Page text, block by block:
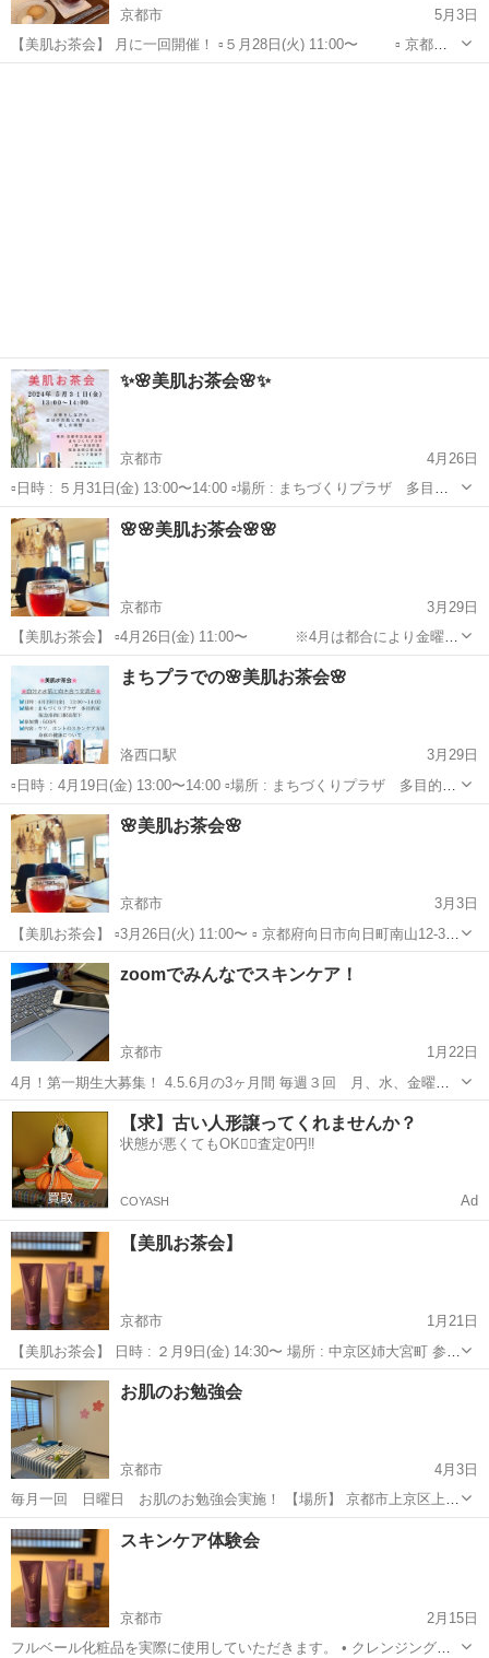
京都市
5月3日
【美肌お茶会】 月に一回開催！ ▫️５月28日(火) 11:00〜 ▫️ 京都府
向日市向日町南山12-3 ハーブティーカフェ 心葉 ▫️1,500円(ハーブ
✨🌸美肌お茶会🌸✨
京都市
4月26日
▫️日時 : ５月31日(金) 13:00〜14:00 ▫️場所 : まちづくりプラザ 多目的
室 阪急洛西口高架下 ▫️参加費 : 500円 ▫️内容 : 楽しく何気ない普
段のお話をしながら 笑って笑ってス...
京都 京都市 スキンケア お茶会
🌸🌸美肌お茶会🌸🌸
京都市
3月29日
【美肌お茶会】 ▫️4月26日(金) 11:00〜 ※4月は都合により金曜日
になりました。 ▫️ 京都府向日市向日町南山12-3 ハーブティーカフ
ェ 心葉 ▫️1,500円(ハーブティー付) ▫️定員３名様...
京都 京都市 スキンケア ハーブティー
まちプラでの🌸美肌お茶会🌸
洛西口駅
3月29日
▫️日時 : 4月19日(金) 13:00〜14:00 ▫️場所 : まちづくりプラザ 多目的室
阪急洛西口高架下 ▫️参加費 : 500円 ▫️内容 : 楽しく何気ない普段
のお話をしながら 笑って笑ってス...
京都 京都市 洛西口駅 スキンケア
🌸美肌お茶会🌸
京都市
3月3日
【美肌お茶会】 ▫️3月26日(火) 11:00〜 ▫️ 京都府向日市向日町南山12-3
ハーブティーカフェ 心葉 ▫️1,500円(ハーブティー付) ▫️定員３名様
毎月一回、第4火曜日開催しています。 美...
京都 京都市 ハーブティー
zoomでみんなでスキンケア！
京都市
1月22日
4月！第一期生大募集！ 4.5.6月の3ヶ月間 毎週３回 月、水、金曜
日 21:00〜 参加費 : 36,000円 3ヶ月間、週３回みっちりと zoomを
使ってみんなで夜のお手入れをします。 今までアドバイス...
京都 京都市 スキンケア クレンジング
【求】古い人形譲ってくれませんか？
状態が悪くてもOK🙆‍♀️査定0円‼️
COYASH Ad
【美肌お茶会】
京都市
1月21日
【美肌お茶会】 日時 : ２月9日(金) 14:30〜 場所 : 中京区姉大宮町 参加
費 : 1000円 おうちサロンでの お茶をしながらゆっくりと 皮膚のしく
み 正しいお肌のお手入れ なぜ肌トラブルになるのか？な...
京都 京都市 スキンケア
お肌のお勉強会
京都市
4月3日
毎月一回 日曜日 お肌のお勉強会実施！ 【場所】 京都市上京区上立
売町8-3(レンタルルーム) 【参加費】2,000円 お昼と夜、各2名さまとさ
せて頂きます。 少人数でお客様一人一人のお肌を見て アドバイスもさ
せて頂...
京都 京都市 スキンケア ハンド
スキンケア体験会
京都市
2月15日
フルベール化粧品を実際に使用していただきます。 • クレンジングで